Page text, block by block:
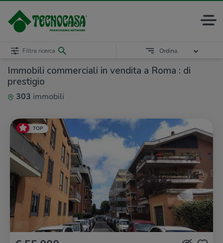
Immobili commerciali in vendita a Roma : di
prestigio
303 immobili
Filtra ricerca Ordina
TOP